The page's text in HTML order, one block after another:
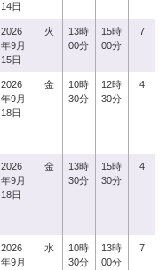
14日
2026
年9月
15日
火
13時
00分
15時
00分
7
2026
年9月
18日
金
10時
30分
12時
30分
4
2026
年9月
18日
金
13時
30分
15時
30分
4
2026
年9月
水
10時
30分
13時
00分
7